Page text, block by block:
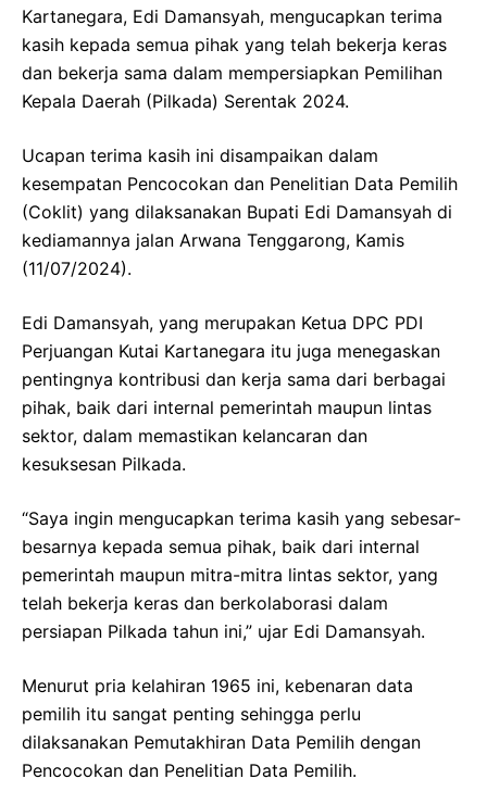
Kartanegara, Edi Damansyah, mengucapkan terima
kasih kepada semua pihak yang telah bekerja keras
dan bekerja sama dalam mempersiapkan Pemilihan
Kepala Daerah (Pilkada) Serentak 2024.
Ucapan terima kasih ini disampaikan dalam
kesempatan Pencocokan dan Penelitian Data Pemilih
(Coklit) yang dilaksanakan Bupati Edi Damansyah di
kediamannya jalan Arwana Tenggarong, Kamis
(11/07/2024).
Edi Damansyah, yang merupakan Ketua DPC PDI
Perjuangan Kutai Kartanegara itu juga menegaskan
pentingnya kontribusi dan kerja sama dari berbagai
pihak, baik dari internal pemerintah maupun lintas
sektor, dalam memastikan kelancaran dan
kesuksesan Pilkada.
“Saya ingin mengucapkan terima kasih yang sebesar-
besarnya kepada semua pihak, baik dari internal
pemerintah maupun mitra-mitra lintas sektor, yang
telah bekerja keras dan berkolaborasi dalam
persiapan Pilkada tahun ini,” ujar Edi Damansyah.
Menurut pria kelahiran 1965 ini, kebenaran data
pemilih itu sangat penting sehingga perlu
dilaksanakan Pemutakhiran Data Pemilih dengan
Pencocokan dan Penelitian Data Pemilih.